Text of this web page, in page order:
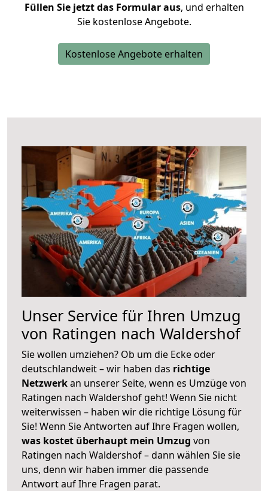
Füllen Sie jetzt das Formular aus, und erhalten
Sie kostenlose Angebote.
Kostenlose Angebote erhalten
Unser Service für Ihren Umzug
von Ratingen nach Waldershof
Sie wollen umziehen? Ob um die Ecke oder
deutschlandweit – wir haben das richtige
Netzwerkan unserer Seite, wenn es Umzüge von
Ratingen nach Waldershof geht! Wenn Sie nicht
weiterwissen – haben wir die richtige Lösung für
Sie! Wenn Sie Antworten auf Ihre Fragen wollen,
was kostet überhaupt mein Umzug von
Ratingen nach Waldershof – dann wählen Sie sie
uns, denn wir haben immer die passende
Antwort auf Ihre Fragen parat.